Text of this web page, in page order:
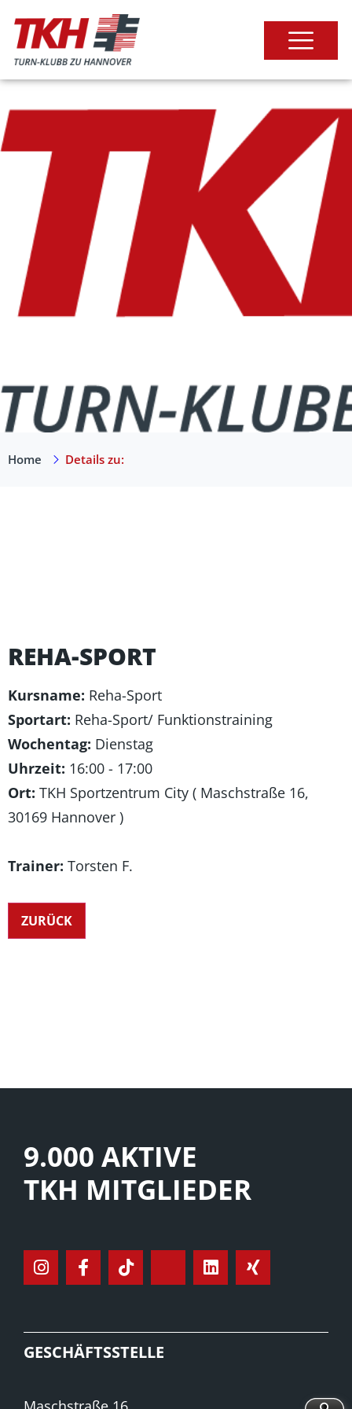
Home Details zu:
REHA-SPORT
Kursname: Reha-Sport
Sportart: Reha-Sport/ Funktionstraining
Wochentag: Dienstag
Uhrzeit: 16:00 - 17:00
Ort: TKH Sportzentrum City ( Maschstraße 16,
30169 Hannover )
Trainer: Torsten F.
9.000 AKTIVE
TKH MITGLIEDER
GESCHÄFTSSTELLE